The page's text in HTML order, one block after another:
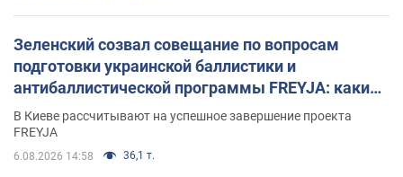
Зеленский созвал совещание по вопросам
подготовки украинской баллистики и
антибаллистической программы FREYJA: какие
решения готовятся
В Киеве рассчитывают на успешное завершение проекта
FREYJA
6.08.2026 14:58 36,1 т.